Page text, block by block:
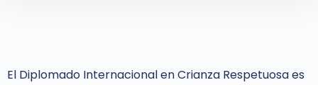
El Diplomado Internacional en Crianza Respetuosa es